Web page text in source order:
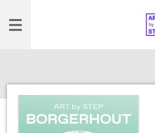
au
contenu